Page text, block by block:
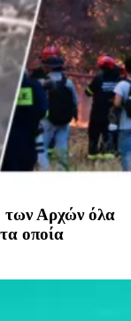
των Αρχών όλα
οποία